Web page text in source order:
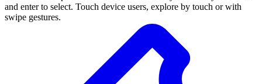
and enter to select. Touch device users, explore by touch or with
swipe gestures.